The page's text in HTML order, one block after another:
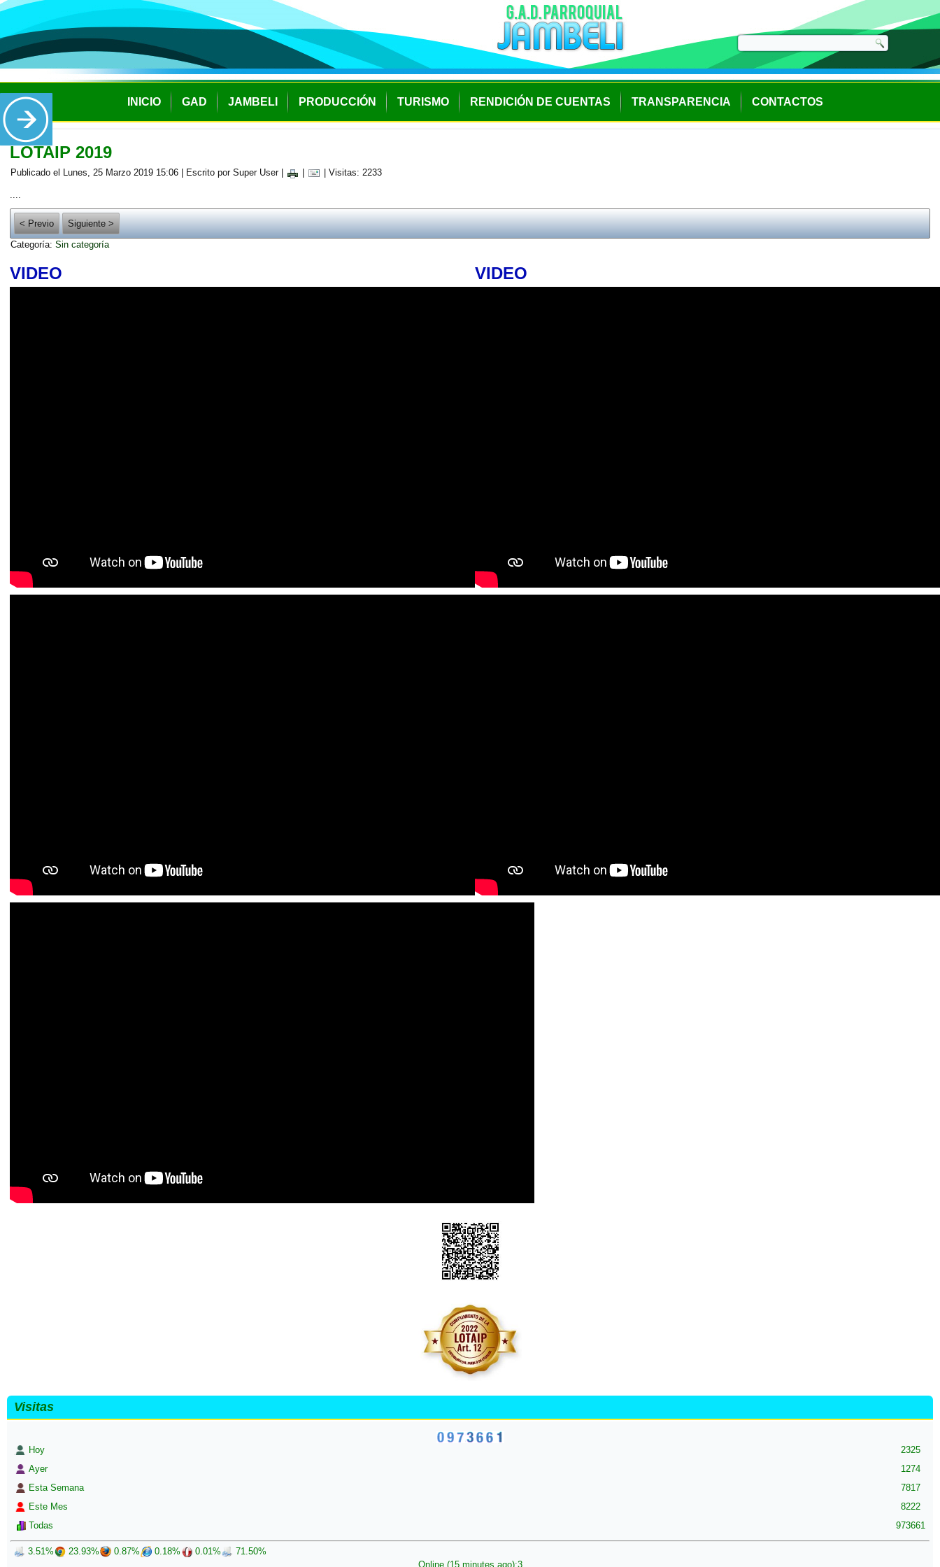
INICIO GAD JAMBELI PRODUCCIÓN TURISMO RENDICIÓN DE CUENTAS TRANSPARENCIA CONTACTOS
LOTAIP 2019
Publicado el Lunes, 25 Marzo 2019 15:06 Escrito por Super User| | Visitas: 2233
....
< Previo
Siguiente >
Categoría: Sin categoría
VIDEO VIDEO
Visitas
Hoy
Ayer
Esta Semana
Este Mes
Todas
2325
1274
7817
8222
973661
3.51% 23.93% 0.87% 0.18% 0.01%
71.50%
Online (15 minutes ago):3